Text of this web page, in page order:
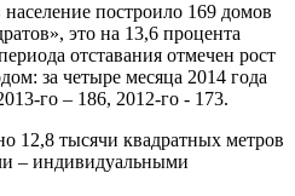
население построило 169 домов
это на 13,6 процента
отставания отмечен рост
за четыре месяца 2014 года
го – 186, 2012-го - 173.
12,8 тысячи квадратных метров
– индивидуальными